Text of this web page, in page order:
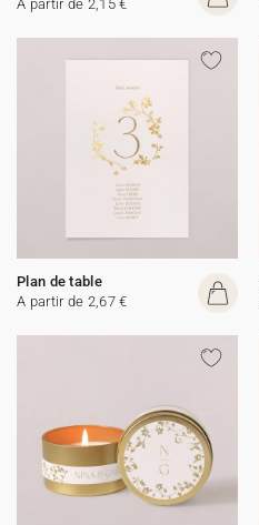
A partir de 2,15 €
Plan de table
A partir de 2,67 €